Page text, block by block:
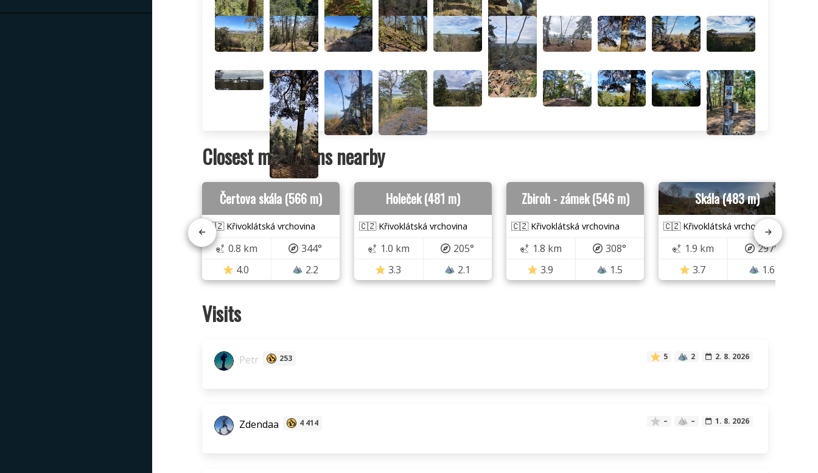
Closest mountains nearby
Čertova skála (566 m)
🇨🇿 Křivoklátská vrchovina
0.8 km
344°
4.0
2.2
Holeček (481 m)
🇨🇿 Křivoklátská vrchovina
1.0 km
205°
3.3
2.1
Zbiroh - zámek (546 m)
🇨🇿 Křivoklátská vrchovina
1.8 km
308°
3.9
1.5
Skála (483 m)
🇨🇿 Křivoklátská vrchovina
1.9 km
297°
3.7
1.6
Visits
Petr 253 5 2 2. 8. 2026
Zdendaa 4 414 – – 1. 8. 2026